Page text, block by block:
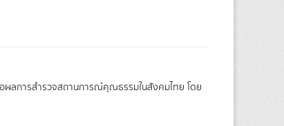
ลการสำรวจสถานการณ์คุณธรรมในสังคมไทย โดย